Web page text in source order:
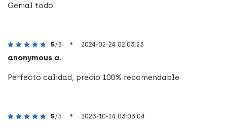
Genial todo
5/5 • 2024-02-24 02:03:25
anonymous a.
Perfecto calidad, precio 100% recomendable
5/5 • 2023-10-14 03:03:04